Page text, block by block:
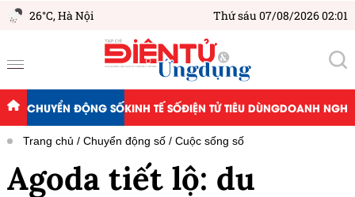
26°C,Hà Nội Thứ sáu 07/08/2026 02:01
CHUYỂN ĐỘNG SỐKINH TẾ SỐĐIỆN TỬ TIÊU DÙNGDOANH
Trang chủ Chuyển động số Cuộc sống số
Agoda tiết lộ: du